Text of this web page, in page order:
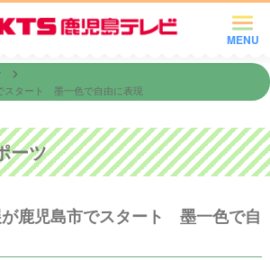
MENU
スタート 墨一色で自由に表現
ーツ
鹿児島市でスタート 墨一色で自